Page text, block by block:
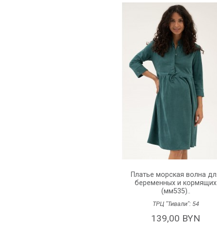
Платье морская волна
беременных и кормящих
(мм535)..
ТРЦ "Тивали": 54
139,00 BYN